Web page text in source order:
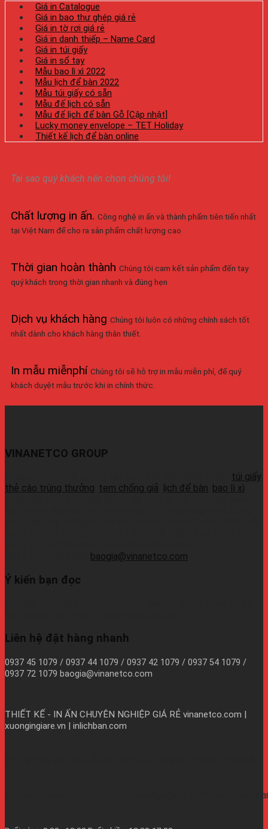
Giá in Catalogue
Giá in bao thư ghép giá rẻ
Giá in tờ rơi giá rẻ
Giá in danh thiếp – Name Card
Giá in túi giấy
Giá in sổ tay
Mẫu bao lì xì 2022
Mẫu lịch để bàn 2022
Mẫu túi giấy có sẵn
Mẫu đế lịch có sẵn
Mẫu đế lịch để bàn Gỗ [Cập nhật]
Lucky money envelope – TET Holiday
Thiết kế lịch để bàn online
Tại sao quý khách nên chọn chúng tôi!
Chất lượng in ấn. Công nghệ in ấn và thành phẩm tiên tiến nhất
tại Việt Nam để cho ra sản phẩm chất lượng cao
Thời gian hoàn thành Chúng tôi cam kết sản phẩm đến tay
quý khách trong thời gian nhanh và đúng hẹn
Dịch vụ khách hàng Chúng tôi luôn có những chính sách tốt
nhất dành cho khách hàng thân thiết.
In mẫu miễnphí Chúng tôi sẽ hỗ trợ in mẫu miễn phí, để quý
khách duyệt mẫu trước khi in chính thức.
VINANETCO GROUP
túi giấy
thẻ cào trúng thưởng tem chống giả lịch để bàn bao lì xì
baogia@vinanetco.com
Ý kiến bạn đọc
Liên hệ đặt hàng nhanh
0937 45 1079 / 0937 44 1079 / 0937 42 1079 / 0937 54 1079 /
0937 72 1079 baogia@vinanetco.com
THIẾT KẾ - IN ẤN CHUYÊN NGHIỆP GIÁ RẺ vinanetco.com |
xuongingiare.vn | inlichban.com
https://vinanetco.com/https://xuongingiare.vn/https://